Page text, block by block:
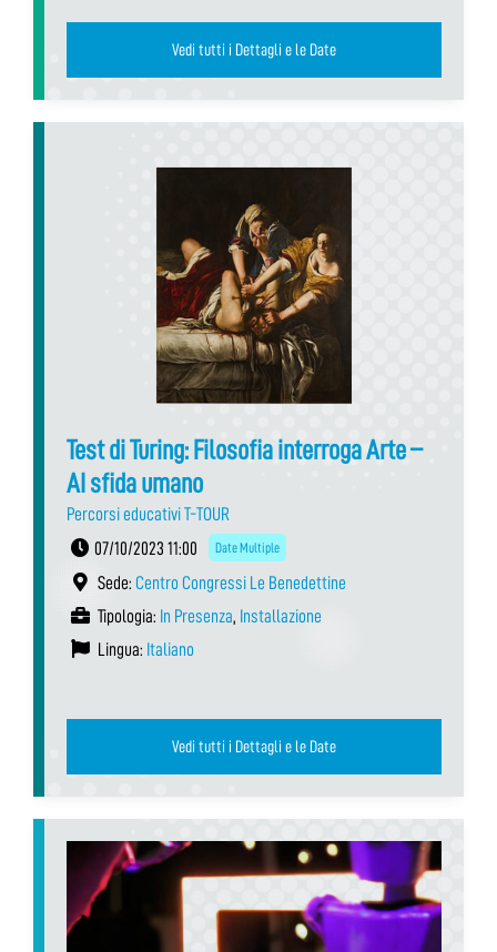
Vedi tutti i Dettagli e le Date
Test di Turing: Filosofia interroga Arte –
AI sfida umano
Percorsi educativi T-TOUR
07/10/2023 11:00
Date Multiple
Sede: Centro Congressi Le Benedettine
Tipologia: In Presenza, Installazione
Lingua: Italiano
Vedi tutti i Dettagli e le Date